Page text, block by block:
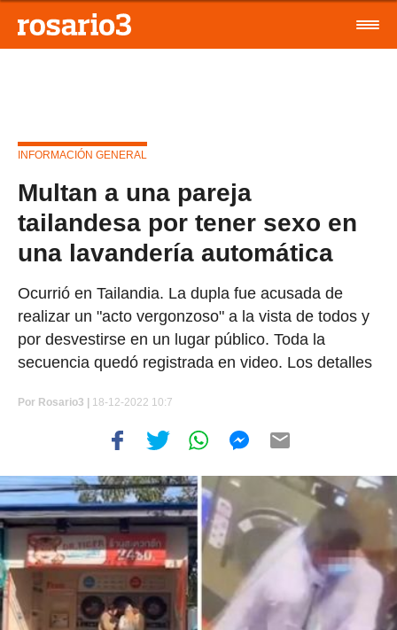
INFORMACIÓN GENERAL
Multan a una pareja
tailandesa por tener sexo en
una lavandería automática
Ocurrió en Tailandia. La dupla fue acusada de
realizar un "acto vergonzoso" a la vista de todos y
por desvestirse en un lugar público. Toda la
secuencia quedó registrada en video. Los detalles
Por Rosario3 | 18-12-2022 10:7